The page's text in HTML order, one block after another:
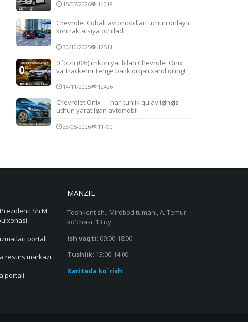
15/07/2026 14018
Chevrolet Cobalt avtomobillari uchun onlayn
kontraktatsiya ochiladi
30/10/2025 12511
0 foizli (0%) imkoniyat bilan Chevrolet Onix
va Trackerni Tenge bank orqali xarid qiling!
14/11/2025 12426
Chevrolet Onix — har kunlik qulayligingiz
uchun yaratilgan avtomobil
23/05/2026 11790
Sh.M.
portali
resurs markazi
portali
MANZIL
Toshkent sh., Mirobod tumani, A. Temur
ko'chasi, 13 uy
Ish vaqti: 09:00-18:00
Tushlik: 13:00-14:00
Xaritada ko`rish